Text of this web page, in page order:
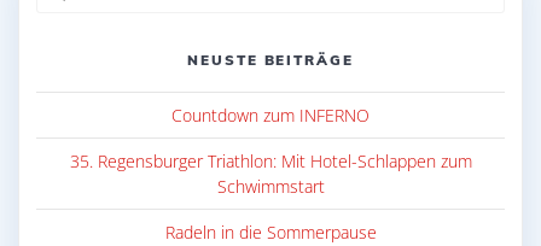
NEUSTE BEITRÄGE
Countdown zum INFERNO
35. Regensburger Triathlon: Mit Hotel-Schlappen zum
Schwimmstart
Radeln in die Sommerpause